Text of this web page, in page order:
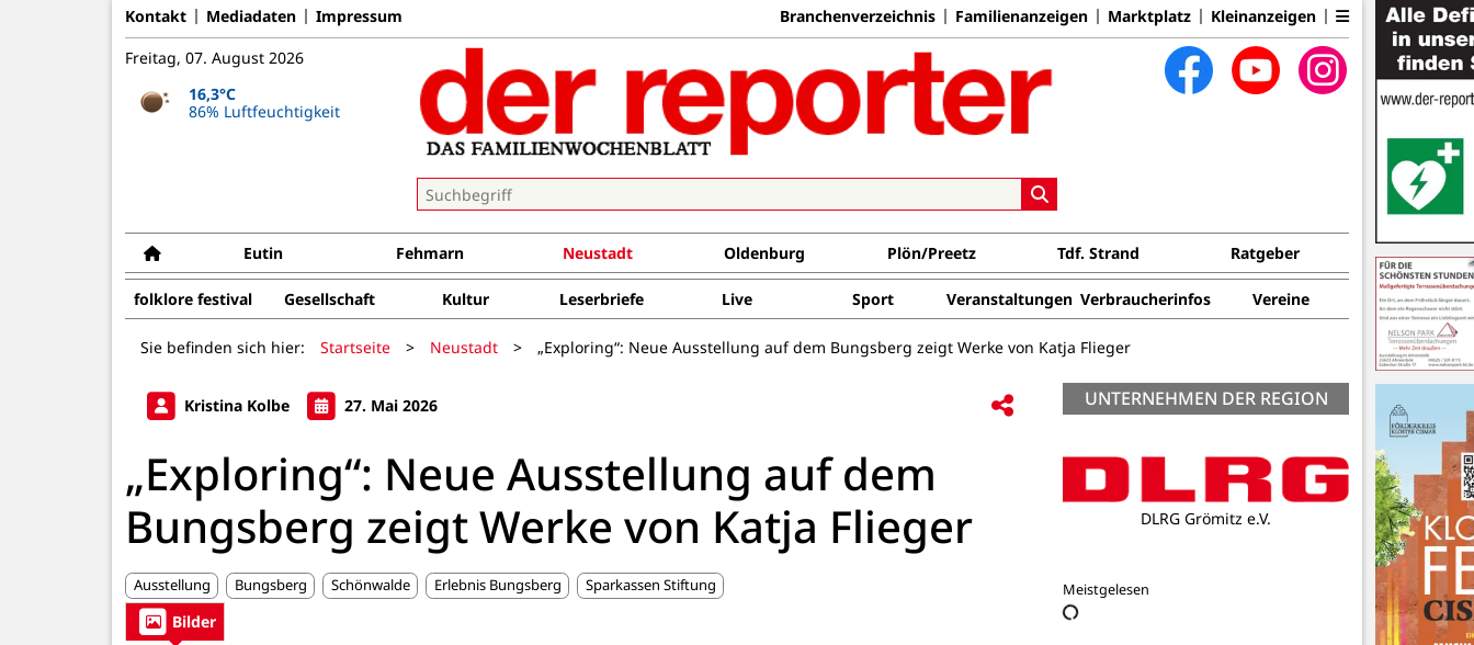
Kontakt Mediadaten Impressum Branchenverzeichnis Familienanzeigen Marktplatz Kleinanzeigen
Freitag, 07. August 2026
16,3°C
86% Luftfeuchtigkeit
Eutin Fehmarn Neustadt Oldenburg Plön/Preetz Tdf. Strand Ratgeber
folklore festival Gesellschaft Kultur Leserbriefe Live Sport Veranstaltungen Verbraucherinfos Vereine
Sie befinden sich hier: Startseite > Neustadt > „Exploring“: Neue Ausstellung auf dem Bungsberg zeigt Werke von Katja Flieger
Kristina Kolbe 27. Mai 2026
„Exploring“: Neue Ausstellung auf dem
Bungsberg zeigt Werke von Katja Flieger
Ausstellung Bungsberg Schönwalde Erlebnis Bungsberg Sparkassen Stiftung
Bilder
UNTERNEHMEN DER REGION
Hansa Alarm GmbH
Meistgelesen